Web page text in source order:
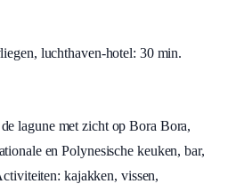
luchthaven-hotel: 30 min.
lagune met zicht op Bora Bora,
en Polynesische keuken, bar,
kajakken, vissen,